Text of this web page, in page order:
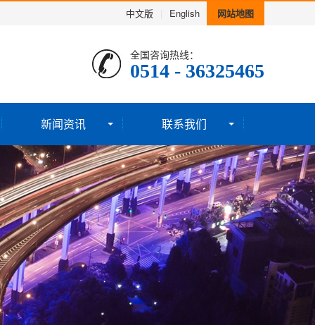
中文版 English 网站地图
全国咨询热线：
0514 - 36325465
新闻资讯 联系我们